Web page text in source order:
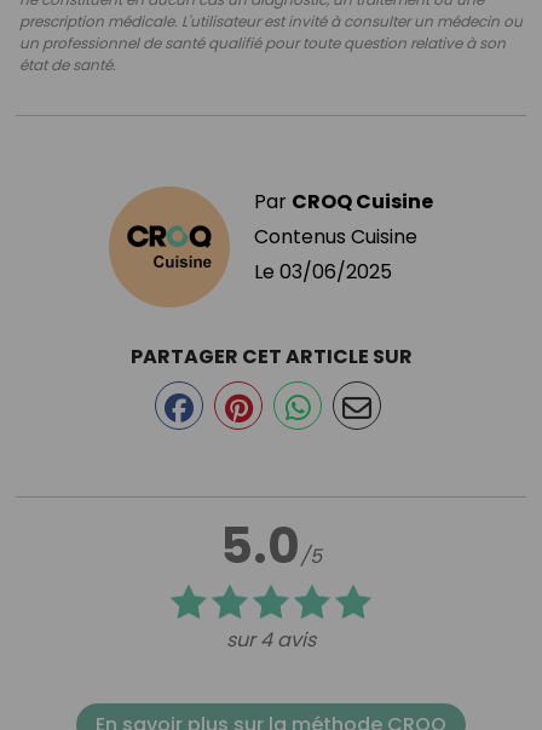
prescription médicale. L'utilisateur est invité à consulter un médecin ou
un professionnel de santé qualifié pour toute question relative à son
état de santé.
Par CROQ Cuisine
Contenus Cuisine
Le 03/06/2025
5.0/5
sur 4 avis
PARTAGER CET ARTICLE SUR